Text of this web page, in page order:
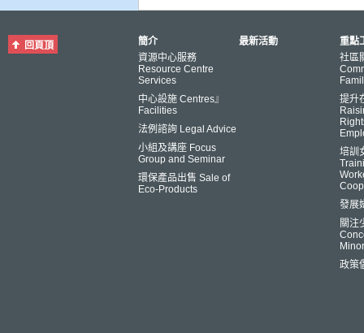
回頁頂
簡介
資源中心服務
Resource Centre
Services
中心設施 Centres』
Facilities
法例諮詢 Legal Advice
小組及講座 Focus
Group and Seminar
環保產品出售 Sale of
Eco-Products
最新活動
重點
社區
提升
培訓
發展
關注
政策